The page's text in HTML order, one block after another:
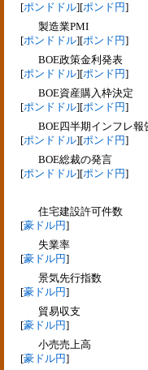
[ポンドドル][ポンド円]
製造業PMI
[ポンドドル][ポンド円]
BOE政策金利発表
[ポンドドル][ポンド円]
BOE資産購入枠決定
[ポンドドル][ポンド円]
BOE四半期インフレ報
[ポンドドル][ポンド円]
BOE総裁の発言
[ポンドドル][ポンド円]
住宅建設許可件数
[豪ドル円]
失業率
[豪ドル円]
景気先行指数
[豪ドル円]
貿易収支
[豪ドル円]
小売売上高
[豪ドル円]